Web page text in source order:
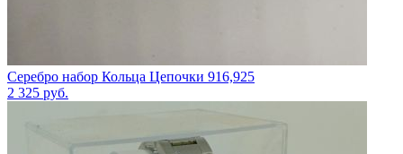
Серебро набор Кольца Цепочки 916,925
2 325 руб.